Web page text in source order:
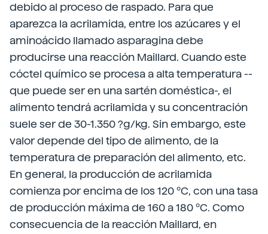
debido al proceso de raspado. Para que
aparezca la acrilamida, entre los azúcares y el
aminoácido llamado asparagina debe
producirse una reacción Maillard. Cuando este
cóctel químico se procesa a alta temperatura --
que puede ser en una sartén doméstica-, el
alimento tendrá acrilamida y su concentración
suele ser de 30-1.350 ?g/kg. Sin embargo, este
valor depende del tipo de alimento, de la
temperatura de preparación del alimento, etc.
En general, la producción de acrilamida
comienza por encima de los 120 ºC, con una tasa
de producción máxima de 160 a 180 ºC. Como
consecuencia de la reacción Maillard, en